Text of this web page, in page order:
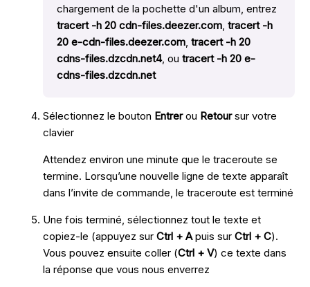
chargement de la pochette d'un album, entrez
tracert -h 20 cdn-files.deezer.com,tracert -h
20 e-cdn-files.deezer.com,tracert -h 20
cdns-files.dzcdn.net4, outracert -h 20 e-
cdns-files.dzcdn.net
Sélectionnez le bouton Entrerou Retoursur votre
clavier
Attendez environ une minute que le traceroute se
termine. Lorsqu’une nouvelle ligne de texte apparaît
dans l’invite de commande, le traceroute est terminé
Une fois terminé, sélectionnez tout le texte et
copiez-le (appuyez surCtrl + Apuis surCtrl + C).
Vous pouvez ensuite coller (Ctrl + V) ce texte dans
la réponse que vous nous enverrez